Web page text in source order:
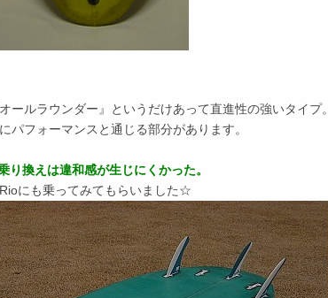
ールラウンダー』というだけあって直進性の強いタイプ。
パフォーマンスと通じる部分があります。
換えは違和感が生じにくかった。
にも乗ってみてもらいました☆